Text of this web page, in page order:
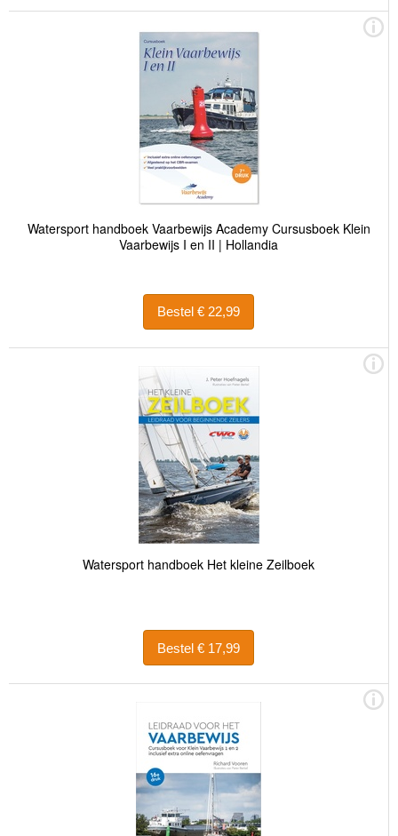
Watersport handboek Vaarbewijs Academy Cursusboek Klein
Vaarbewijs I en II | Hollandia
Bestel € 22,99
Watersport handboek Het kleine Zeilboek
Bestel € 17,99